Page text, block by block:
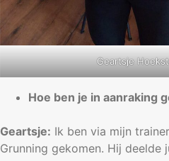
Geartsje
Hoe ben je in aanraking
Geartsje: Ik ben via mijn
Grunning gekomen. Hij